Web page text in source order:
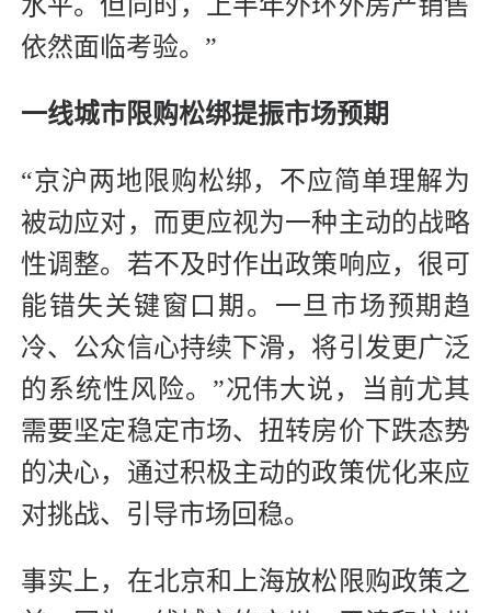
依然面临考验。”
一线城市限购松绑提振市场预期
“京沪两地限购松绑，不应简单理解为
被动应对，而更应视为一种主动的战略
性调整。若不及时作出政策响应，很可
能错失关键窗口期。一旦市场预期趋
冷、公众信心持续下滑，将引发更广泛
的系统性风险。”况伟大说，当前尤其
需要坚定稳定市场、扭转房价下跌态势
的决心，通过积极主动的政策优化来应
对挑战、引导市场回稳。
事实上，在北京和上海放松限购政策之